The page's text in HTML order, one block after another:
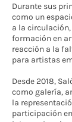
Durante sus
como un
a la
formación en
reacción a la
para artistas
Desde 2018,
como galería,
la
participación